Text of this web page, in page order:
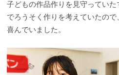
子どもの作品作りを見守ってい
でろうそく作りを考えていたの
喜んでいました。